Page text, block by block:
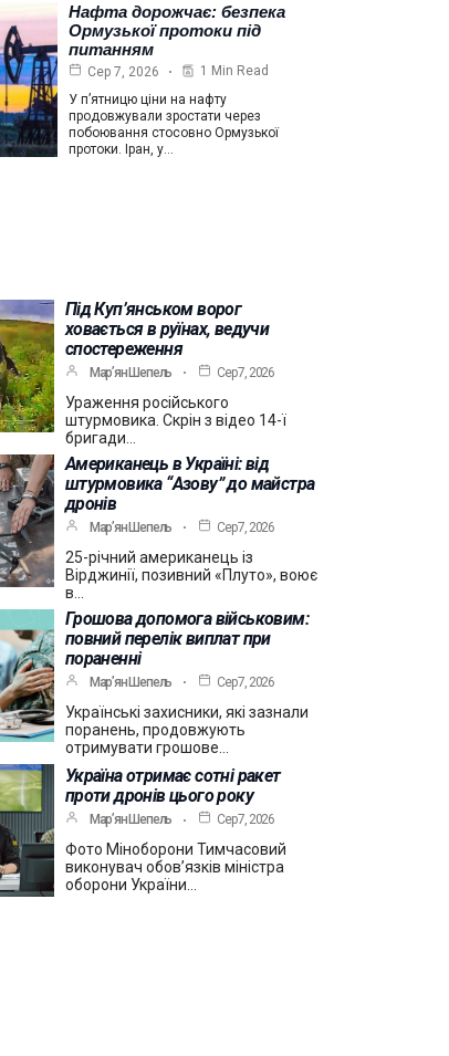
Нафта дорожчає: безпека
Ормузької протоки під
питанням
Сер 7, 2026
1 Min Read
У п’ятницю ціни на нафту
продовжували зростати через
побоювання стосовно Ормузької
протоки. Іран, у…
Під Куп’янськом ворог
ховається в руїнах, ведучи
спостереження
Мар’ян Шепель Сер 7, 2026
Ураження російського
штурмовика. Скрін з відео 14-ї
бригади…
Американець в Україні: від
штурмовика “Азову” до майстра
дронів
Мар’ян Шепель Сер 7, 2026
25-річний американець із
Вірджинії, позивний «Плуто», воює
в…
Грошова допомога військовим:
повний перелік виплат при
пораненні
Мар’ян Шепель Сер 7, 2026
Українські захисники, які зазнали
поранень, продовжують
отримувати грошове…
Україна отримає сотні ракет
проти дронів цього року
Мар’ян Шепель Сер 7, 2026
Фото Міноборони Тимчасовий
виконувач обов’язків міністра
оборони України…